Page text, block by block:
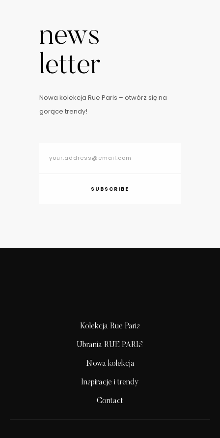
news
letter
Nowa kolekcja Rue Paris – otwórz się na
gorące trendy!
SUBSCRIBE
Kolekcja Rue Paris
Ubrania RUE PARIS
Nowa kolekcja
Inspiracje i trendy
Contact